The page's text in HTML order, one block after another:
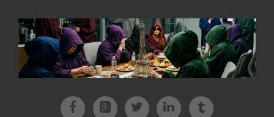
FacebookPatreonTwitterInstagram
Tik-tok